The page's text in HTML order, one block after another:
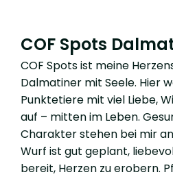
COF Spots
COF Spots ist meine
Dalmatiner mit Seele. Hier
Punktetiere mit viel Liebe,
auf – mitten im Leben.
Charakter stehen bei mir
Wurf ist gut geplant,
bereit, Herzen zu erobern.